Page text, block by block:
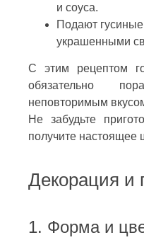
и соуса.
Подают
украшенными
С этим рецептом
обязательно
неповторимым
Не забудьте
получите настоящее
Декорация и
1. Форма и